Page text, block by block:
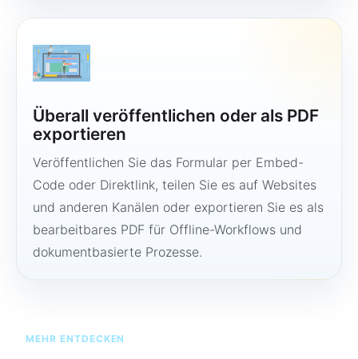
Überall veröffentlichen oder als PDF
exportieren
Veröffentlichen Sie das Formular per Embed-
Code oder Direktlink, teilen Sie es auf Websites
und anderen Kanälen oder exportieren Sie es als
bearbeitbares PDF für Offline-Workflows und
dokumentbasierte Prozesse.
MEHR ENTDECKEN